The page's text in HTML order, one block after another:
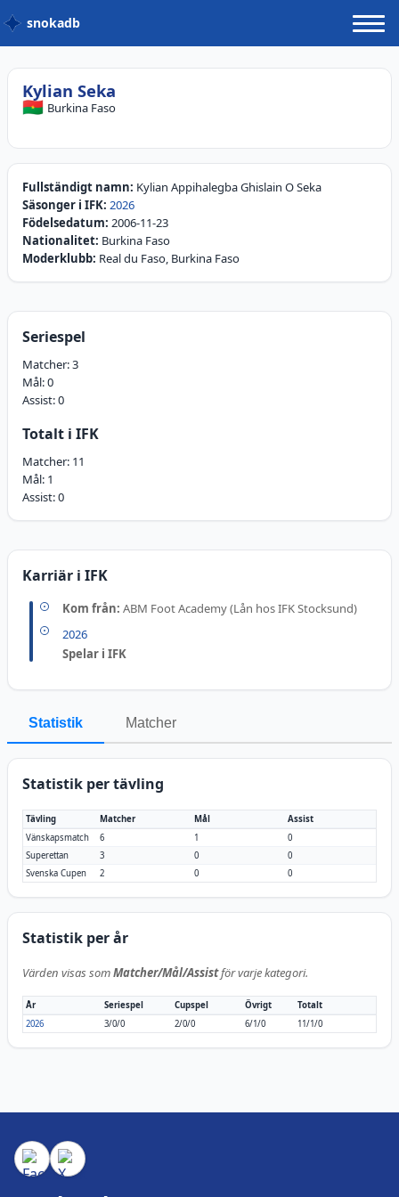
snokadb
Kylian Seka
🇧🇫 Burkina Faso
Fullständigt namn: Kylian Appihalegba Ghislain O Seka
Säsonger i IFK: 2026
Födelsedatum: 2006-11-23
Nationalitet: Burkina Faso
Moderklubb: Real du Faso, Burkina Faso
Seriespel
Matcher:3
Mål:0
Assist:0
Totalt i IFK
Matcher: 11
Mål: 1
Assist:0
Karriär i IFK
Kom från: ABM Foot Academy (Lån hos IFK Stocksund)
2026
Spelar i IFK
Statistik Matcher
Statistik per tävling
Tävling Matcher Mål
Assist
Vänskapsmatch
6 1
0
Superettan
3 0
0
Svenska Cupen
2 0 0
Statistik per år
Värden visas somMatcher/Mål/Assistför varje kategori.
År Seriespel Cupspel Övrigt
Totalt
2026
3/0/0 2/0/0 6/1/0 11/1/0